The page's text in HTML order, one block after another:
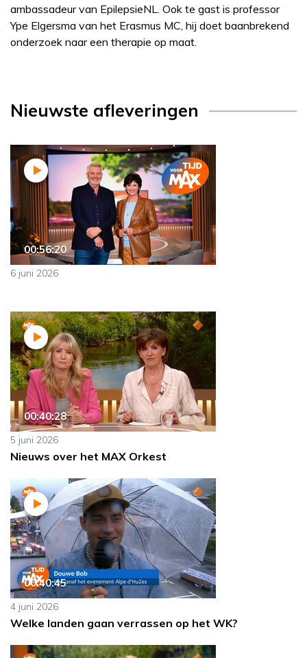
ambassadeur van EpilepsieNL. Ook te gast is professor
Ype Elgersma van het Erasmus MC, hij doet baanbrekend
onderzoek naar een therapie op maat.
Nieuwste afleveringen
00:56:20
6 juni 2026
00:40:28
5 juni 2026
Nieuws over het MAX Orkest
00:40:45
4 juni 2026
Welke landen gaan verrassen op het WK?